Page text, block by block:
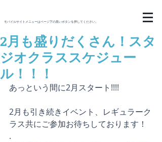
モバイルサイトメニューはページ下の黒いボタンを押してください。
2月も盛りだくさん！スタ
ジオクラススケジュー
ル！！！
あっという間に2月スタート!!!!
2月も引き続きイベント、レギュラーク
ラス共にご参加お待ちしております！
.